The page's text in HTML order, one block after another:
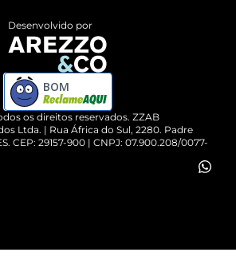
os direitos reservados. ZZAB
Ltda. | Rua África do Sul, 2280. Padre
CEP: 29157-900 | CNPJ: 07.900.208/0077-
Desenvolvido por
BOM